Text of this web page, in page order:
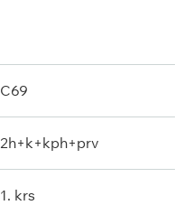
C69
2h+k+kph+prv
1. krs